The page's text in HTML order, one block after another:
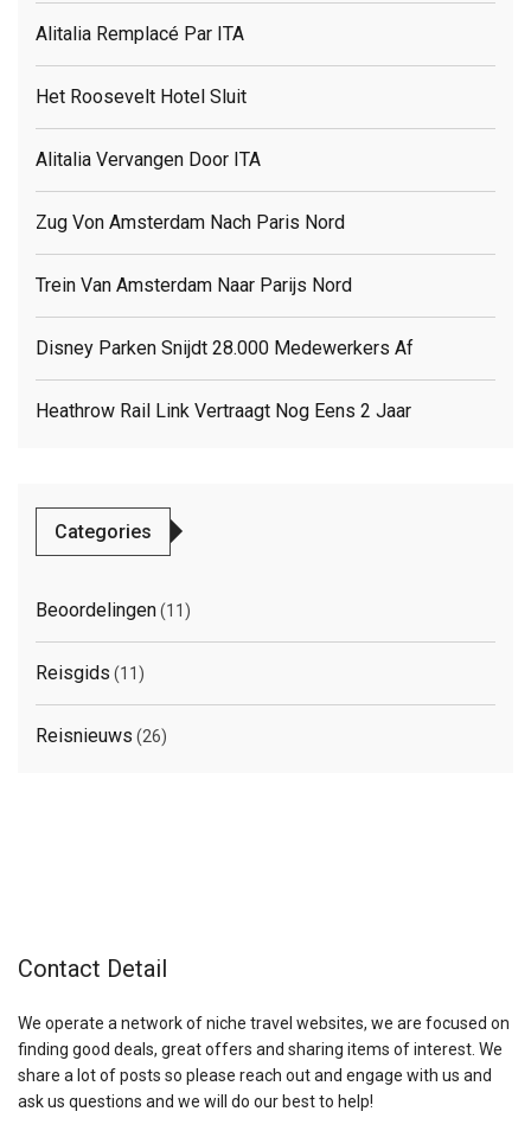
Alitalia Remplacé Par ITA
Het Roosevelt Hotel Sluit
Alitalia Vervangen Door ITA
Zug Von Amsterdam Nach Paris Nord
Trein Van Amsterdam Naar Parijs Nord
Disney Parken Snijdt 28.000 Medewerkers Af
Heathrow Rail Link Vertraagt Nog Eens 2 Jaar
Categories
Beoordelingen(11)
Reisgids (11)
Reisnieuws (26)
Contact Detail
We operate a network of niche travel websites, we are focused on
finding good deals, great offers and sharing items of interest. We
share a lot of posts so please reach out and engage with us and
ask us questions and we will do our best to help!